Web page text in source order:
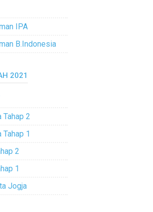
IPA
B.Indonesia
2021
2
1
2
1
Jogja